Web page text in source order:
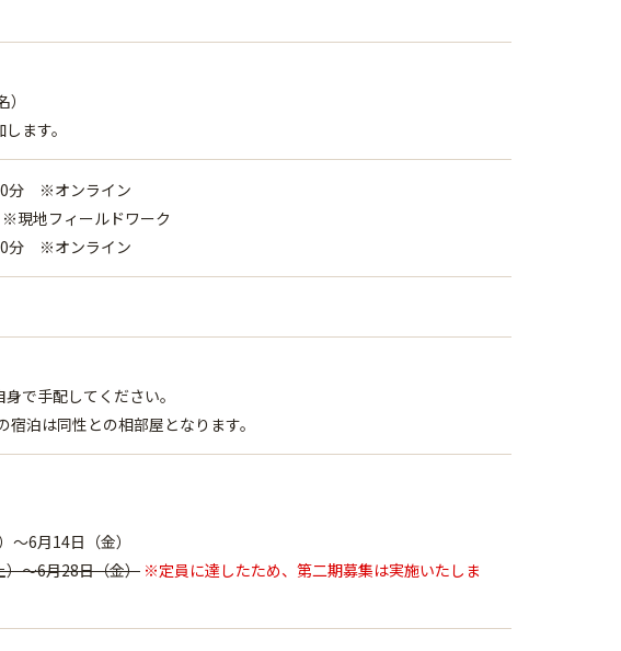
ます。
分 ※オンライン
現地フィールドワーク
分 ※オンライン
で手配してください。
泊は同性との相部屋となります。
6月14日（金）
～6月28日（金） ※定員に達したため、第二期募集は実施いたしま